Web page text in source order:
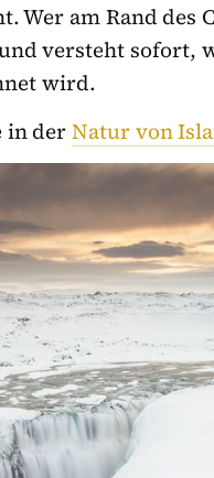
Wer am Rand des
versteht sofort,
wird.
in derNatur von